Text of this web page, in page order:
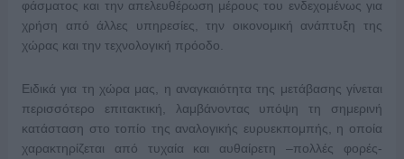
φάσματος και την απελευθέρωση μέρους του ενδεχομένως για
χρήση από άλλες υπηρεσίες, την οικονομική ανάπτυξη της
χώρας και την τεχνολογική πρόοδο.
Ειδικά για τη χώρα μας, η αναγκαιότητα της μετάβασης γίνεται
περισσότερο επιτακτική, λαμβάνοντας υπόψη τη σημερινή
κατάσταση στο τοπίο της αναλογικής ευρυεκπομπής, η οποία
χαρακτηρίζεται από τυχαία και αυθαίρετη –πολλές φορές-